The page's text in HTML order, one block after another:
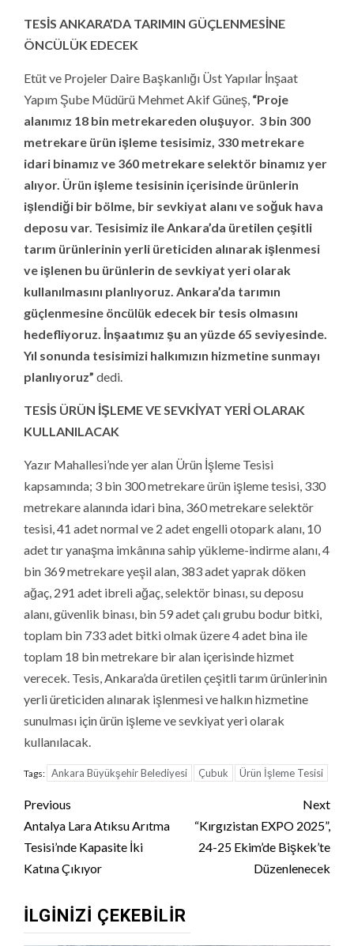
TESİS ANKARA’DA TARIMIN GÜÇLENMESİNE
ÖNCÜLÜK EDECEK
Etüt ve Projeler Daire Başkanlığı Üst Yapılar İnşaat
Yapım Şube Müdürü Mehmet Akif Güneş, “Proje
alanımız 18 bin metrekareden oluşuyor. 3 bin 300
metrekare ürün işleme tesisimiz, 330 metrekare
idari binamız ve 360 metrekare selektör binamız yer
alıyor. Ürün işleme tesisinin içerisinde ürünlerin
işlendiği bir bölme, bir sevkiyat alanı ve soğuk hava
deposu var. Tesisimiz ile Ankara’da üretilen çeşitli
tarım ürünlerinin yerli üreticiden alınarak işlenmesi
ve işlenen bu ürünlerin de sevkiyat yeri olarak
kullanılmasını planlıyoruz. Ankara’da tarımın
güçlenmesine öncülük edecek bir tesis olmasını
hedefliyoruz. İnşaatımız şu an yüzde 65 seviyesinde.
Yıl sonunda tesisimizi halkımızın hizmetine sunmayı
planlıyoruz” dedi.
TESİS ÜRÜN İŞLEME VE SEVKİYAT YERİ OLARAK
KULLANILACAK
Yazır Mahallesi’nde yer alan Ürün İşleme Tesisi
kapsamında; 3 bin 300 metrekare ürün işleme tesisi, 330
metrekare alanında idari bina, 360 metrekare selektör
tesisi, 41 adet normal ve 2 adet engelli otopark alanı, 10
adet tır yanaşma imkânına sahip yükleme-indirme alanı, 4
bin 369 metrekare yeşil alan, 383 adet yaprak döken
ağaç, 291 adet ibreli ağaç, selektör binası, su deposu
alanı, güvenlik binası, bin 59 adet çalı grubu bodur bitki,
toplam bin 733 adet bitki olmak üzere 4 adet bina ile
toplam 18 bin metrekare bir alan içerisinde hizmet
verecek. Tesis, Ankara’da üretilen çeşitli tarım ürünlerinin
yerli üreticiden alınarak işlenmesi ve halkın hizmetine
sunulması için ürün işleme ve sevkiyat yeri olarak
kullanılacak.
Tags: Ankara Büyükşehir Belediyesi Çubuk Ürün İşleme Tesisi
Continue
Reading
Previous
Antalya Lara Atıksu Arıtma
Tesisi’nde Kapasite İki
Katına Çıkıyor
Next
“Kırgızistan EXPO 2025”,
24-25 Ekim’de Bişkek’te
Düzenlenecek
İLGINIZI ÇEKEBILIR